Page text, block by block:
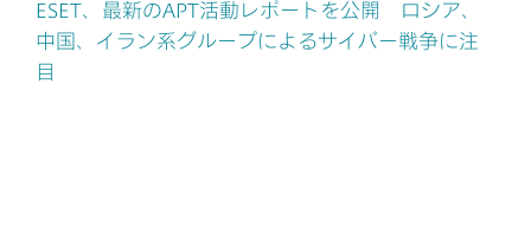
ESET、最新のAPT活動レポートを公開 ロシア、
中国、イラン系グループによるサイバー戦争に注
目